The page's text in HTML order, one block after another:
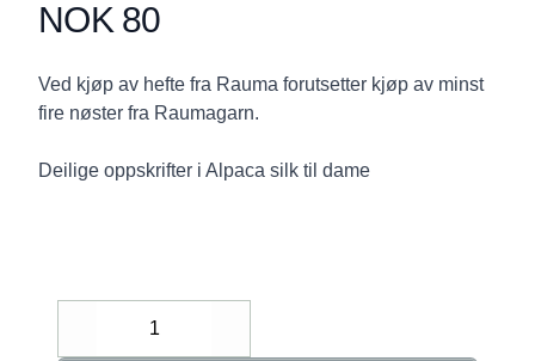
Produktdetaljer
NOK 80
Description
Ved kjøp av hefte fra Rauma forutsetter kjøp av minst
fire nøster fra Raumagarn.
Deilige oppskrifter i Alpaca silk til dame
Decrease